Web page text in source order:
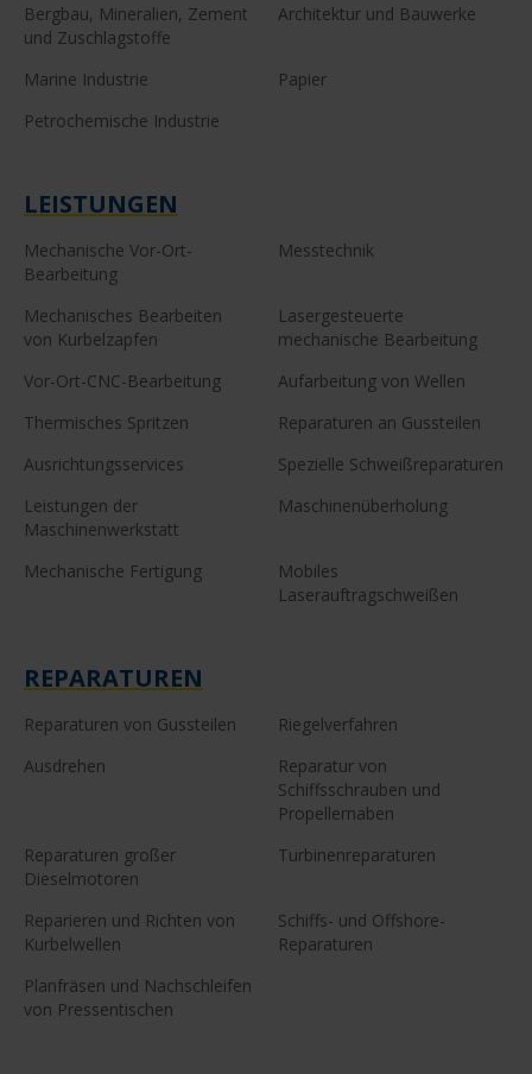
Bergbau, Mineralien, Zement
und Zuschlagstoffe
Architektur und Bauwerke
Marine Industrie
Papier
Petrochemische Industrie
LEISTUNGEN
Mechanische Vor-Ort-
Bearbeitung
Messtechnik
Mechanisches Bearbeiten
von Kurbelzapfen
Lasergesteuerte
mechanische Bearbeitung
Vor-Ort-CNC-Bearbeitung
Aufarbeitung von Wellen
Thermisches Spritzen
Reparaturen an Gussteilen
Ausrichtungsservices
Spezielle Schweißreparaturen
Leistungen der
Maschinenwerkstatt
Maschinenüberholung
Mechanische Fertigung
Mobiles
Laserauftragschweißen
REPARATUREN
Reparaturen von Gussteilen
Riegelverfahren
Ausdrehen
Reparatur von
Schiffsschrauben und
Propellernaben
Reparaturen großer
Dieselmotoren
Turbinenreparaturen
Reparieren und Richten von
Kurbelwellen
Schiffs- und Offshore-
Reparaturen
Planfräsen und Nachschleifen
von Pressentischen